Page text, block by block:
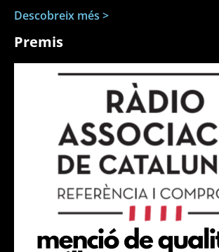
Descobreix més >
Premis